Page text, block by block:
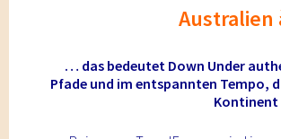
Australien
… das bedeutet Down Under
Pfade und im entspannten Tempo,
Kontinent